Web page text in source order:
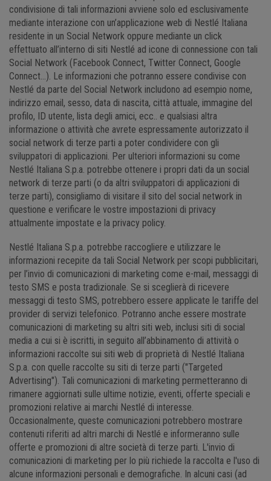
condivisione di tali informazioni avviene solo ed esclusivamente
mediante interazione con un’applicazione web di Nestlé Italiana
residente in un Social Network oppure mediante un click
effettuato all’interno di siti Nestlé ad icone di connessione con tali
Social Network (Facebook Connect, Twitter Connect, Google
Connect…). Le informazioni che potranno essere condivise con
Nestlé da parte del Social Network includono ad esempio nome,
indirizzo email, sesso, data di nascita, città attuale, immagine del
profilo, ID utente, lista degli amici, ecc.. e qualsiasi altra
informazione o attività che avrete espressamente autorizzato il
social network di terze parti a poter condividere con gli
sviluppatori di applicazioni. Per ulteriori informazioni su come
Nestlé Italiana S.p.a. potrebbe ottenere i propri dati da un social
network di terze parti (o da altri sviluppatori di applicazioni di
terze parti), consigliamo di visitare il sito del social network in
questione e verificare le vostre impostazioni di privacy
attualmente impostate e la privacy policy.
Nestlé Italiana S.p.a. potrebbe raccogliere e utilizzare le
informazioni recepite da tali Social Network per scopi pubblicitari,
per l’invio di comunicazioni di marketing come e-mail, messaggi di
testo SMS e posta tradizionale. Se si sceglierà di ricevere
messaggi di testo SMS, potrebbero essere applicate le tariffe del
provider di servizi telefonico. Potranno anche essere mostrate
comunicazioni di marketing su altri siti web, inclusi siti di social
media a cui si è iscritti, in seguito all’abbinamento di attività o
informazioni raccolte sui siti web di proprietà di Nestlé Italiana
S.p.a. con quelle raccolte su siti di terze parti ("Targeted
Advertising"). Tali comunicazioni di marketing permetteranno di
rimanere aggiornati sulle ultime notizie, eventi, offerte speciali e
promozioni relative ai marchi Nestlé di interesse.
Occasionalmente, queste comunicazioni potrebbero mostrare
contenuti riferiti ad altri marchi di Nestlé e informeranno sulle
offerte e promozioni di altre società di terze parti. L'invio di
comunicazioni di marketing per lo più richiede la raccolta e l'uso di
alcune informazioni personali e demografiche. In alcuni casi (ad